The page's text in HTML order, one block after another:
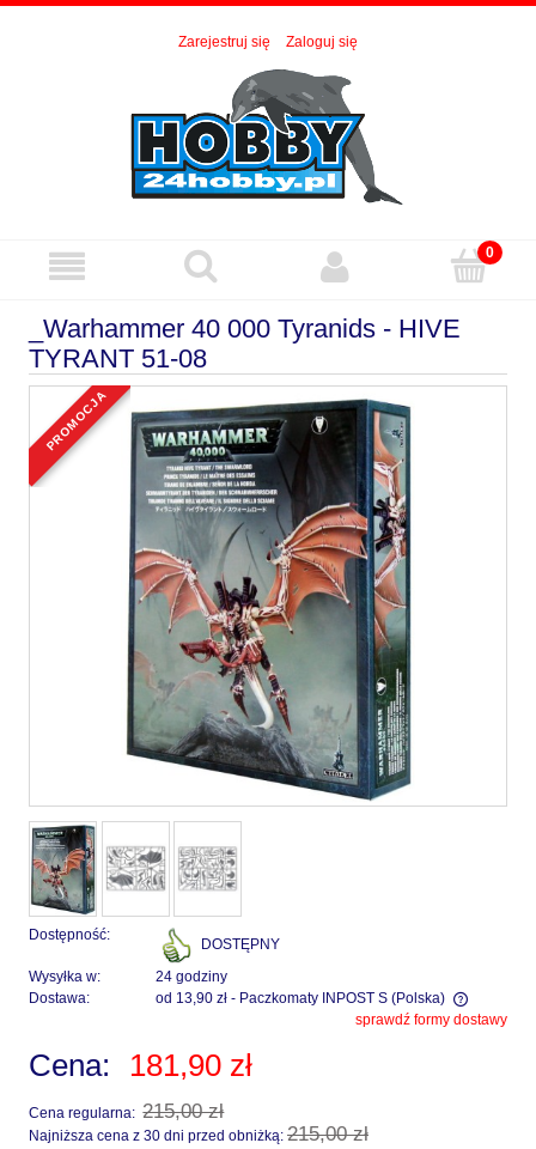
Zarejestruj się Zaloguj się
_Warhammer 40 000 Tyranids - HIVE
TYRANT 51-08
promocja
Dostępność:
DOSTĘPNY
Wysyłka w:
24 godziny
Dostawa:
od 13,90 zł - Paczkomaty INPOST S (Polska)
Cena nie zawiera ewentualnych kosztów płatnościsprawdź formy dostawy
Cena: 181,90 zł
Cena regularna: 215,00 zł
Najniższa cena z 30 dni przed obniżką: 215,00 zł